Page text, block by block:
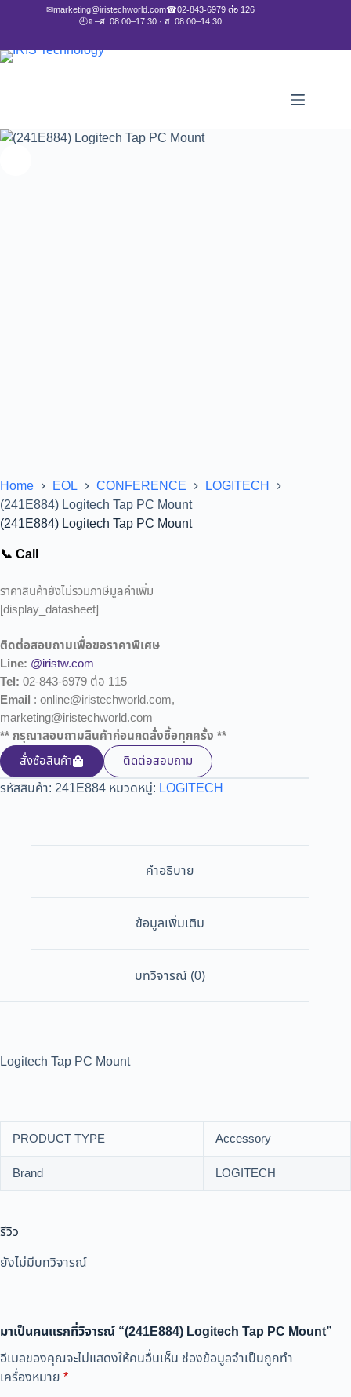
✉marketing@iristechworld.com☎02-843-6979 ต่อ 126
🕘จ.–ศ. 08:00–17:30 · ส. 08:00–14:30
Home EOL CONFERENCE
LOGITECH
(241E884) Logitech Tap PC Mount
(241E884) Logitech Tap PC Mount
📞 Call
ราคาสินค้ายังไม่รวมภาษีมูลค่าเพิ่ม
[display_datasheet]
ติดต่อสอบถามเพื่อขอราคาพิเศษ
Line: @iristw.com
Tel: 02-843-6979 ต่อ 115
Email : online@iristechworld.com,
marketing@iristechworld.com
** กรุณาสอบถามสินค้าก่อนกดสั่งซื้อทุกครั้ง **
สั่งซ้อสินค้า
ติดต่อสอบถาม
รหัสสินค้า: 241E884 หมวดหมู่: LOGITECH
คำอธิบาย
ข้อมูลเพิ่มเติม
บทวิจารณ์ (0)
Logitech Tap PC Mount
PRODUCT TYPE
Accessory
Brand
LOGITECH
รีวิว
ยังไม่มีบทวิจารณ์
มาเป็นคนแรกที่วิจารณ์ “(241E884) Logitech Tap PC Mount”
อีเมลของคุณจะไม่แสดงให้คนอื่นเห็น ช่องข้อมูลจำเป็นถูกทำ
เครื่องหมาย *